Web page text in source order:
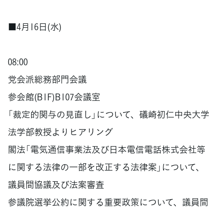
■4月16日(水)
08:00
党会派総務部門会議
参会館(B1F)B107会議室
「裁定的関与の見直し」について、礒崎初仁中央大学
法学部教授よりヒアリング
閣法「電気通信事業法及び日本電信電話株式会社等
に関する法律の一部を改正する法律案」について、
議員間協議及び法案審査
参議院選挙公約に関する重要政策について、議員間